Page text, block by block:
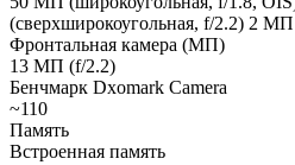
(сверхширокоугольная, f/2.2) 2
Фронтальная камера (МП)
13 МП (f/2.2)
Бенчмарк Dxomark Camera
~110
Память
Встроенная память